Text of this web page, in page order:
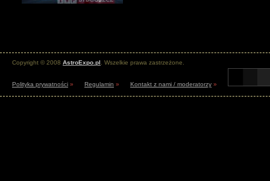
Copyright © 2008 AstroExpo.pl . Wszelkie prawa zastrzeżone.
Polityka prywatności » Regulamin » Kontakt z nami / moderatorzy »